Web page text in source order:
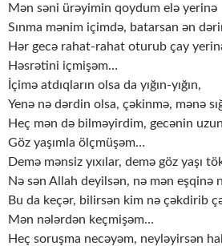
Mən səni ürəyimin qoydum elə yerinə
Sınma mənim içimdə, batarsan ən
Hər gecə rahat-rahat oturub çay
Həsrətini içmişəm…
İçimə atdıqların olsa da yığın-yığın,
Yenə nə dərdin olsa, çəkinmə, mənə
Heç mən də bilməyirdim, gecənin
Göz yaşımla ölçmüşəm…
Demə mənsiz yıxılar, demə göz yaşı
Nə sən Allah deyilsən, nə mən eşqinə
Bu da keçər, bilirsən kim nə çəkdirib
Mən nələrdən keçmişəm…
Heç soruşma necəyəm, neyləyirsən